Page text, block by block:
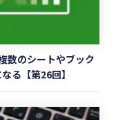
数のシートやブック
る【第26回】